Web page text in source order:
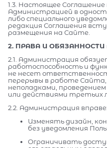
1.3. Настоящее
Администрацией в
либо специального
редакция Соглашения
размещения на Сайте.
2. ПРАВА И
2.1. Администрация
работоспособность и
не несет
перерывы в работе Сайта,
неполадками,
или действиями третьих
2.2. Администрация вправе:
Изменять дизайн,
без уведомления
Ограничивать